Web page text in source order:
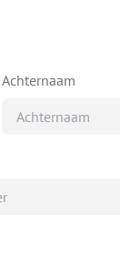
Achternaam